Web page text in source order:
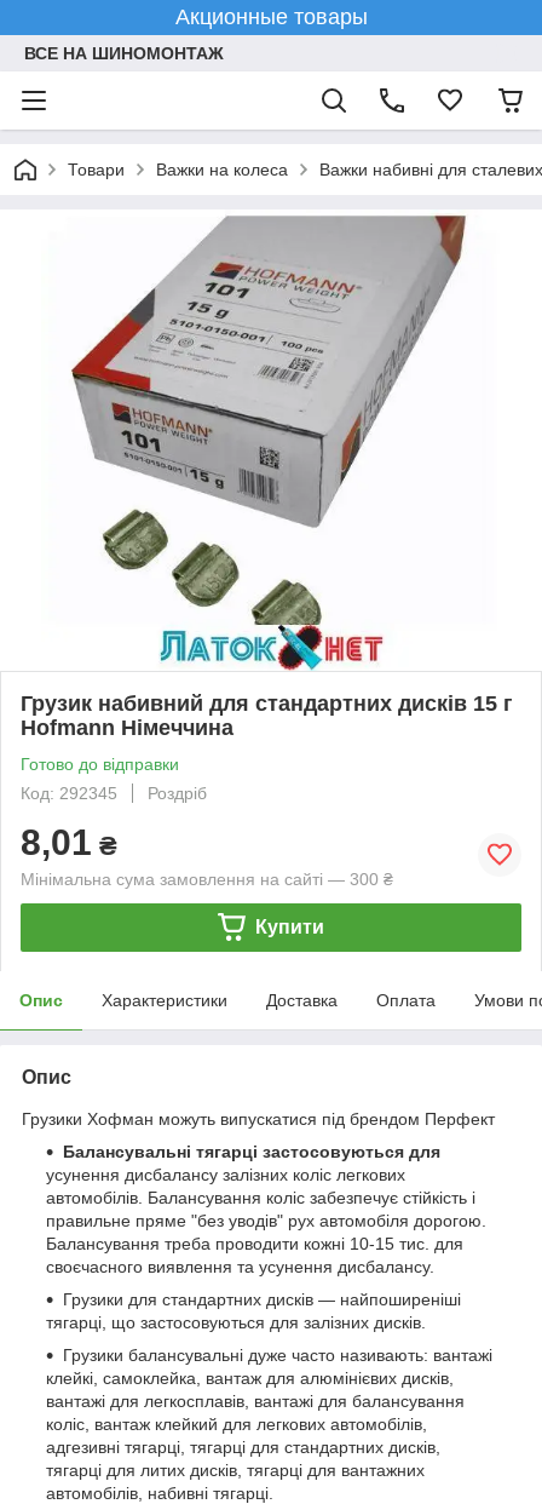
Акционные товары
ВСЕ НА ШИНОМОНТАЖ
Товари Важки на колеса Важки набивні для сталевих
Грузик набивний для стандартних дисків 15 г
Hofmann Німеччина
Готово до відправки
Код: 292345
Роздріб
8,01 ₴
Мінімальна сума замовлення на сайті — 300 ₴
Купити
Опис Характеристики Доставка Оплата Умови
Опис
Грузики Хофман можуть випускатися під брендом Перфект
Балансувальні тягарці застосовуються для
усунення дисбалансу залізних коліс легкових
автомобілів. Балансування коліс забезпечує стійкість і
правильне пряме "без уводів" рух автомобіля дорогою.
Балансування треба проводити кожні 10-15 тис. для
своєчасного виявлення та усунення дисбалансу.
Грузики для стандартних дисків — найпоширеніші
тягарці, що застосовуються для залізних дисків.
Грузики балансувальні дуже часто називають: вантажі
клейкі, самоклейка, вантаж для алюмінієвих дисків,
вантажі для легкосплавів, вантажі для балансування
коліс, вантаж клейкий для легкових автомобілів,
адгезивні тягарці, тягарці для стандартних дисків,
тягарці для литих дисків, тягарці для вантажних
автомобілів, набивні тягарці.